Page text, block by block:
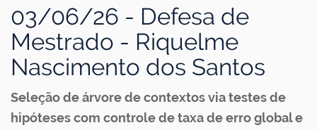
03/06/26 - Defesa de
Mestrado - Riquelme
Nascimento dos Santos
Seleção de árvore de contextos via testes de
hipóteses com controle de taxa de erro global e